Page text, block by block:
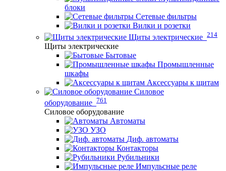
блоки
Сетевые фильтры
Вилки и розетки
Щиты электрические 214
Щиты электрические
Бытовые
Промышленные
шкафы
Аксессуары к щитам
Силовое
оборудование 761
Силовое оборудование
Автоматы
УЗО
Диф. автоматы
Контакторы
Рубильники
Импульсные реле